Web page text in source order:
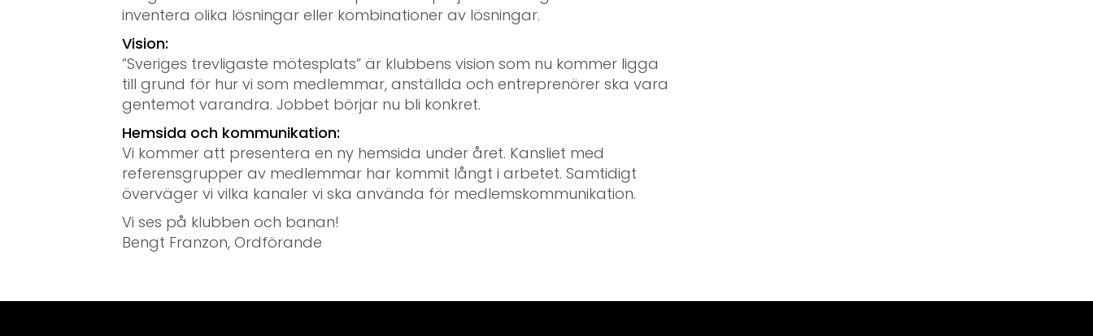
inventera olika lösningar eller kombinationer av lösningar.
Vision:
”Sveriges trevligaste mötesplats” är klubbens vision som nu kommer ligga
till grund för hur vi som medlemmar, anställda och entreprenörer ska vara
gentemot varandra. Jobbet börjar nu bli konkret.
Hemsida och kommunikation:
Vi kommer att presentera en ny hemsida under året. Kansliet med
referensgrupper av medlemmar har kommit långt i arbetet. Samtidigt
överväger vi vilka kanaler vi ska använda för medlemskommunikation.
Vi ses på klubben och banan!
Bengt Franzon, Ordförande